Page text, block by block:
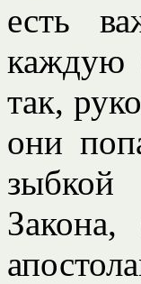
есть
каждую
так,
они
зыбкой